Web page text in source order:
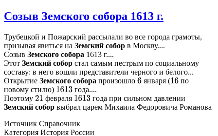
Созыв Земского собора 1613 г.
Трубецкой и Пожарский рассылали во все города грамоты,
призывая явиться на Земский собор в Москву....
Созыв Земского собора 1613 г....
Этот Земский собор стал самым пестрым по социальному
составу: в него вошли представители черного и белого...
Открытие Земского собора произошло 6января (16по
новому стилю) 1613 года....
Поэтому 21 февраля 1613 года при сильном давлении
Земский собор выбрал царем Михаила Федоровича Романова
Источник Справочник
Категория История России